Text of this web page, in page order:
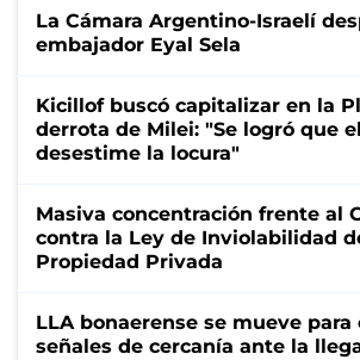
La Cámara Argentino-Israelí
embajador Eyal Sela
Kicillof buscó capitalizar en la
derrota de Milei: "Se logró que
desestime la locura"
Masiva concentración frente al
contra la Ley de Inviolabilidad
Propiedad Privada
LLA bonaerense se mueve para
señales de cercanía ante la